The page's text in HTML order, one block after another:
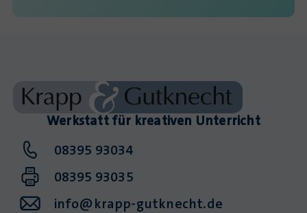
Werkstatt für kreativen Unterricht
08395 93034
08395 93035
info@krapp-gutknecht.de